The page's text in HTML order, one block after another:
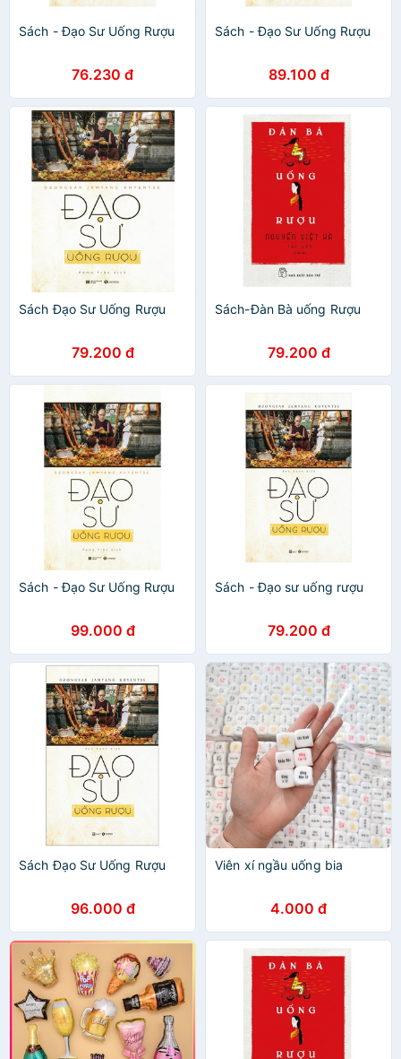
Sách - Đạo Sư Uống Rượu
76.230 đ
Sách - Đạo Sư Uống Rượu
89.100 đ
Sách Đạo Sư Uống Rượu
79.200 đ
Sách-Đàn Bà uống Rượu
79.200 đ
Sách - Đạo Sư Uống Rượu
99.000 đ
Sách - Đạo sư uống rượu
79.200 đ
Sách Đạo Sư Uống Rượu
96.000 đ
Viên xí ngầu uống bia
4.000 đ